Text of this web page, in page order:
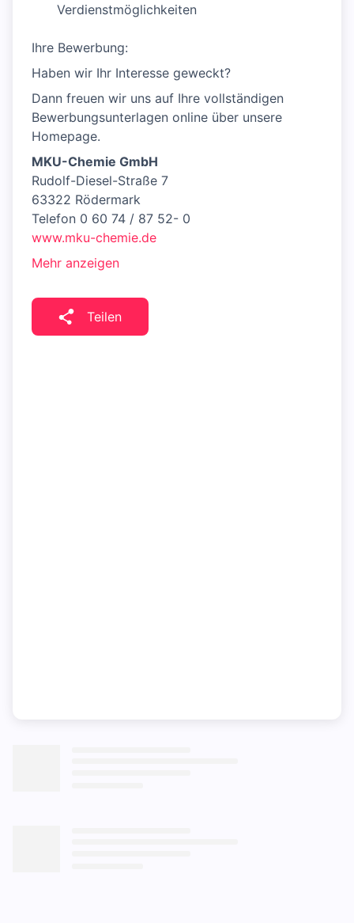
Verdienstmöglichkeiten
Ihre Bewerbung:
Haben wir Ihr Interesse geweckt?
Dann freuen wir uns auf Ihre vollständigen
Bewerbungsunterlagen online über unsere
Homepage.
MKU-Chemie GmbH
Rudolf-Diesel-Straße 7
63322 Rödermark
Telefon 0 60 74 / 87 52- 0
www.mku-chemie.de
Mehr anzeigen
Teilen